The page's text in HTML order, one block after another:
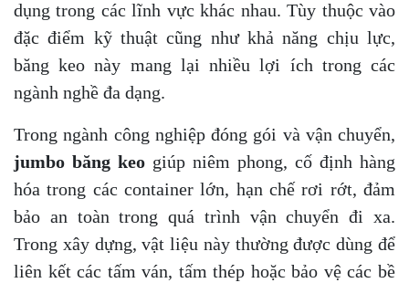
dụng trong các lĩnh vực khác nhau. Tùy thuộc vào
đặc điểm kỹ thuật cũng như khả năng chịu lực,
băng keo này mang lại nhiều lợi ích trong các
ngành nghề đa dạng.
Trong ngành công nghiệp đóng gói và vận chuyển,
jumbo băng keo giúp niêm phong, cố định hàng
hóa trong các container lớn, hạn chế rơi rớt, đảm
bảo an toàn trong quá trình vận chuyển đi xa.
Trong xây dựng, vật liệu này thường được dùng để
liên kết các tấm ván, tấm thép hoặc bảo vệ các bề